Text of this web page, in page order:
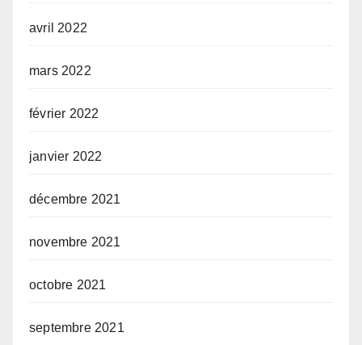
avril 2022
mars 2022
février 2022
janvier 2022
décembre 2021
novembre 2021
octobre 2021
septembre 2021